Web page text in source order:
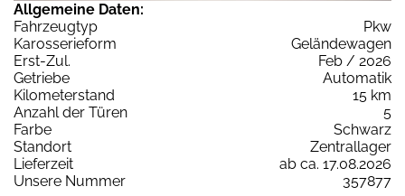
Allgemeine Daten:
Fahrzeugtyp
Pkw
Karosserieform
Geländewagen
Erst-Zul.
Feb / 2026
Getriebe
Automatik
Kilometerstand
15 km
Anzahl der Türen
5
Farbe
Schwarz
Standort
Zentrallager
Lieferzeit
ab ca. 17.08.2026
Unsere Nummer
357877